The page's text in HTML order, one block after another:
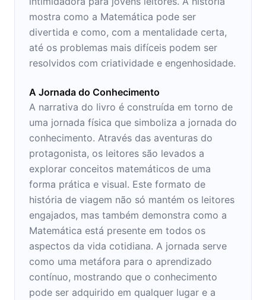
mostra como a Matemática pode ser
divertida e como, com a mentalidade certa,
até os problemas mais difíceis podem ser
resolvidos com criatividade e engenhosidade.
A Jornada do Conhecimento
A narrativa do livro é construída em torno de
uma jornada física que simboliza a jornada do
conhecimento. Através das aventuras do
protagonista, os leitores são levados a
explorar conceitos matemáticos de uma
forma prática e visual. Este formato de
história de viagem não só mantém os leitores
engajados, mas também demonstra como a
Matemática está presente em todos os
aspectos da vida cotidiana. A jornada serve
como uma metáfora para o aprendizado
contínuo, mostrando que o conhecimento
pode ser adquirido em qualquer lugar e a